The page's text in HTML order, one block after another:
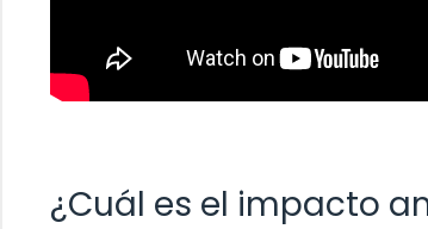
¿Cuál es el impacto